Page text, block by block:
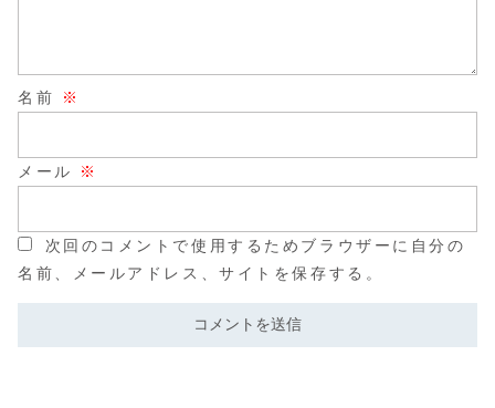
名前 ※
メール ※
次回のコメントで使用するためブラウザーに自分の
名前、メールアドレス、サイトを保存する。